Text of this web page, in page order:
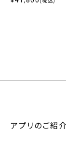
アプリのご紹介